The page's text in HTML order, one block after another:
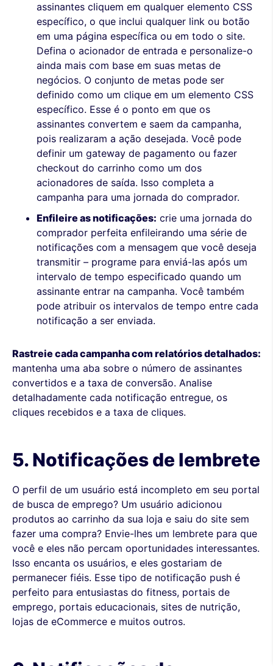
assinantes cliquem em qualquer elemento CSS
específico, o que inclui qualquer link ou botão
em uma página específica ou em todo o site.
Defina o acionador de entrada e personalize-o
ainda mais com base em suas metas de
negócios. O conjunto de metas pode ser
definido como um clique em um elemento CSS
específico. Esse é o ponto em que os
assinantes convertem e saem da campanha,
pois realizaram a ação desejada. Você pode
definir um gateway de pagamento ou fazer
checkout do carrinho como um dos
acionadores de saída. Isso completa a
campanha para uma jornada do comprador.
Enfileire as notificações: crie uma jornada do
comprador perfeita enfileirando uma série de
notificações com a mensagem que você deseja
transmitir – programe para enviá-las após um
intervalo de tempo especificado quando um
assinante entrar na campanha. Você também
pode atribuir os intervalos de tempo entre cada
notificação a ser enviada.
Rastreie cada campanha com relatórios detalhados:
mantenha uma aba sobre o número de assinantes
convertidos e a taxa de conversão. Analise
detalhadamente cada notificação entregue, os
cliques recebidos e a taxa de cliques.
5. Notificações de lembrete
O perfil de um usuário está incompleto em seu portal
de busca de emprego? Um usuário adicionou
produtos ao carrinho da sua loja e saiu do site sem
fazer uma compra? Envie-lhes um lembrete para que
você e eles não percam oportunidades interessantes.
Isso encanta os usuários, e eles gostariam de
permanecer fiéis. Esse tipo de notificação push é
perfeito para entusiastas do fitness, portais de
emprego, portais educacionais, sites de nutrição,
lojas de eCommerce e muitos outros.